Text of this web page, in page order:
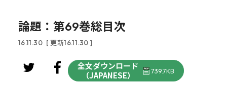
論題：第69巻総目次
16.11.30 [ 更新16.11.30 ]
全文ダウンロード
（JAPANESE）
739.7KB